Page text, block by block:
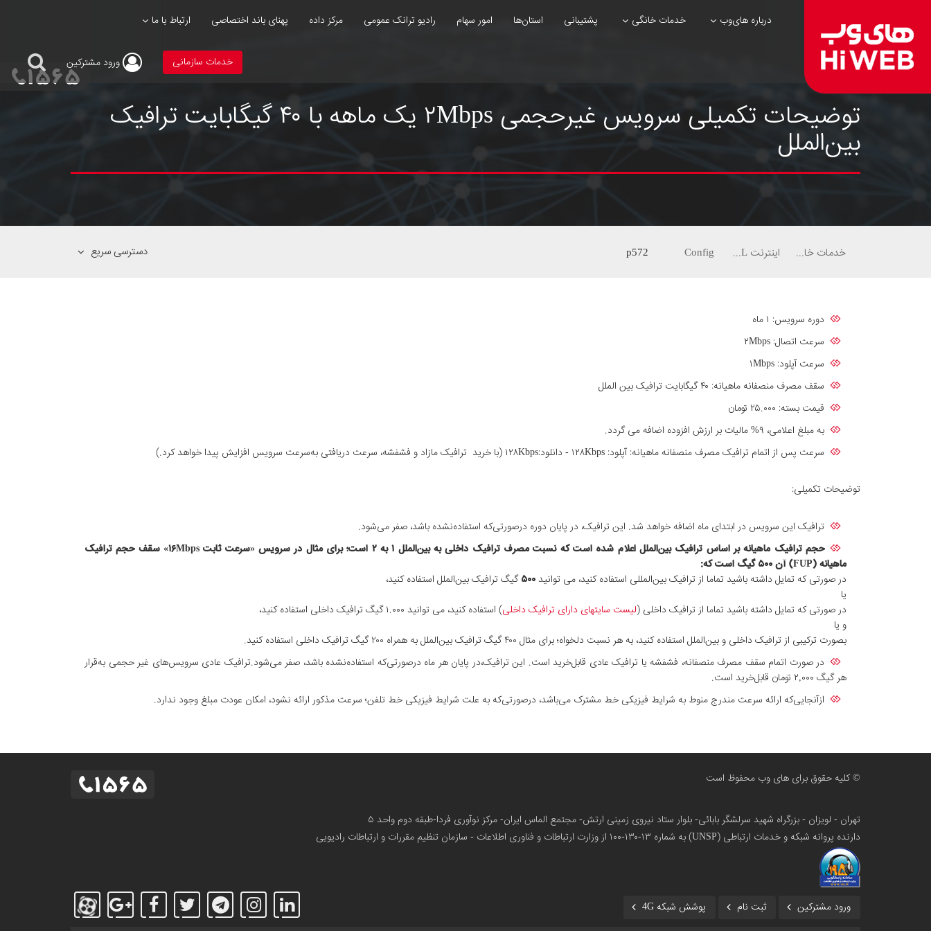
درباره های‌وب خدمات خانگی پشتیبانی استان‌ها امور سهام رادیو ترانک عمومی مرکز داده پهنای باند اختصاصی ارتباط با ما
ورود مشترکین خدمات سازمانی
توضیحات تکمیلی سرویس غیرحجمی ۲Mbps یک ماهه با ۴۰ گیگابایت ترافیک
بین‌الملل
خدمات خانگی اینترنت ADSL Config
p572 دسترسی سریع
دوره سرویس: ۱ ماه
سرعت اتصال: ۲Mbps
سرعت آپلود: ۱Mbps
سقف مصرف منصفانه ماهیانه: ۴۰ گیگابایت ترافیک بین الملل
قیمت بسته: ۲۵.۰۰۰ تومان
به مبلغ اعلامی، ۹% مالیات بر ارزش افزوده اضافه می گردد.
سرعت پس از اتمام ترافیک مصرف منصفانه ماهیانه: آپلود: ۱۲۸Kbps - دانلود:۱۲۸Kbps (با خرید ترافیک مازاد و فشفشه، سرعت دریافتی به‌سرعت سرویس افزایش پیدا خواهد کرد.)
توضیحات تکمیلی:
ترافیک این سرویس در ابتدای ماه اضافه خواهد شد. این ترافیک، در پایان دوره درصورتی‌که استفاده‌نشده باشد، صفر می‌شود.
حجم ترافیک ماهیانه بر اساس ترافیک بین‌الملل اعلام شده است که نسبت مصرف ترافیک داخلی به بین‌الملل ۱ به ۲ است؛ برای مثال در سرویس «سرعت ثابت ۱۶Mbps» سقف حجم ترافیک
ماهیانه (FUP) آن
۵۰۰ گیگ است که:
در صورتی که تمایل داشته باشید تماما از ترافیک بین‌المللی استفاده کنید، می توانید۵۰۰ گیگ ترافیک بین‌الملل استفاده کنید،
یا
در صورتی که تمایل داشته باشید تماما از ترافیک داخلی (لیست سایتهای دارای ترافیک داخلی) استفاده کنید، می توانید ۱.۰۰۰ گیگ ترافیک داخلی استفاده کنید،
و یا
بصورت ترکیبی از ترافیک داخلی و بین‌الملل استفاده کنید، به هر نسبت دلخواه؛ برای مثال ۴۰۰ گیگ ترافیک بین‌الملل به همراه ۲۰۰ گیگ ترافیک داخلی استفاده کنید.
در صورت اتمام سقف مصرف منصفانه، فشفشه یا ترافیک عادی قابل‌خرید است. این ترافیک،در پایان هر ماه درصورتی‌که استفاده‌نشده باشد، صفر می‌شود.ترافیک عادی سرویس‌های غیر حجمی به‌قرار
هر گیگ ۲,۰۰۰ تومان قابل‌خرید است.
ازآنجایی‌که ارائه سرعت مندرج منوط به شرایط فیزیکی خط مشترک می‌باشد، درصورتی‌که به علت شرایط فیزیکی خط تلفن؛ سرعت مذکور ارائه نشود، امکان عودت مبلغ وجود ندارد.
© کلیه حقوق برای های وب محفوظ است
تهران - لویزان - بزرگراه شهید سرلشگر بابائی- بلوار ستاد نیروی زمینی ارتش- مجتمع الماس ایران- مرکز نوآوری فردا-طبقه دوم واحد ۵
دارنده پروانه شبکه و خدمات ارتباطی (UNSP) به شماره ۱۳-۱۳۰-۱۰۰
از وزارت ارتباطات و فناوری اطلاعات - سازمان تنظیم مقررات و ارتباطات رادیویی
ورود مشترکین ثبت نام پوشش شبکه 4G